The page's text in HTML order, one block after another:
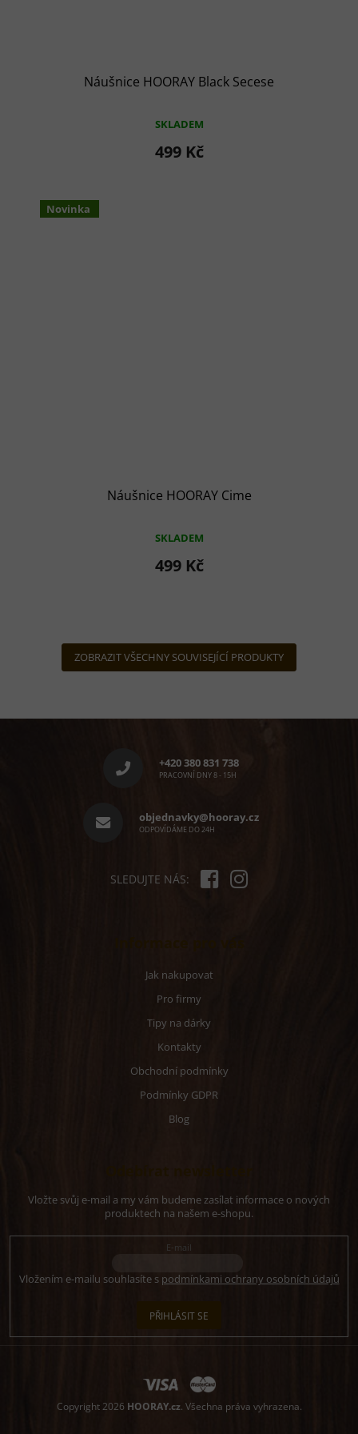
Náušnice HOORAY Black Secese
SKLADEM
499 Kč
Novinka
Náušnice HOORAY Cime
SKLADEM
499 Kč
ZOBRAZIT VŠECHNY SOUVISEJÍCÍ PRODUKTY
+420 380 831 738
PRACOVNÍ DNY 8 - 15H
objednavky@hooray.cz
ODPOVÍDÁME DO 24H
SLEDUJTE NÁS:
Jak nakupovat
Pro firmy
Tipy na dárky
Kontakty
Obchodní podmínky
Podmínky GDPR
Blog
Vložte svůj e-mail a my vám budeme zasílat informace o nových
produktech na našem e-shopu.
E-mail
Vložením e-mailu souhlasíte s podmínkami ochrany osobních údajů
PŘIHLÁSIT SE
Copyright 2026 HOORAY.cz. Všechna práva vyhrazena.